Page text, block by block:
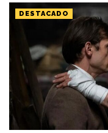
DESTACADO